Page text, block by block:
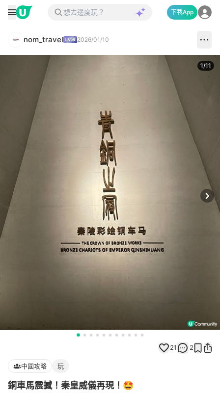
下載App
nom_travel 2026/01/10
1/11
21 2
中國攻略 玩
銅車馬震撼！秦皇威儀再現！🤩